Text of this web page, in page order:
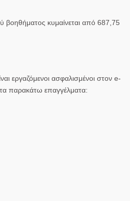
βοηθήματος κυμαίνεται από 687,75
εργαζόμενοι ασφαλισμένοι στον e-
παρακάτω επαγγέλματα: